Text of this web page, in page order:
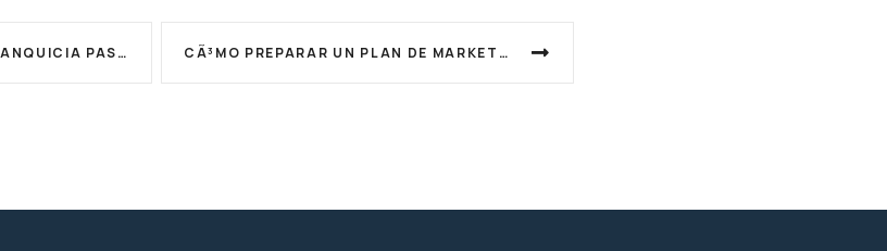
PASO A PASO CÃ³MO PREPARAR UN PLAN DE MARKETING PARA TU EMPRESA